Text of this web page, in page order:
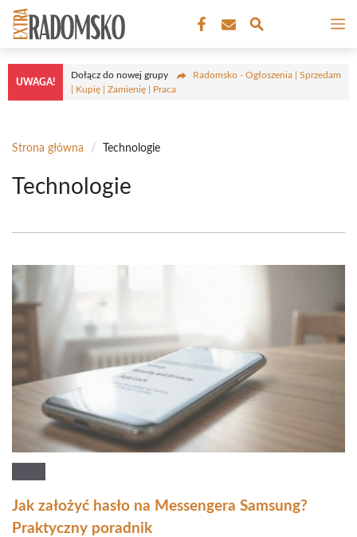
Przejdź
do
treści
UWAGA!
Dołącz do nowej grupy
Radomsko - Ogłoszenia | Sprzedam
| Kupię | Zamienię | Praca
Strona główna / Technologie
Technologie
Jak założyć hasło na Messengera Samsung?
Praktyczny poradnik